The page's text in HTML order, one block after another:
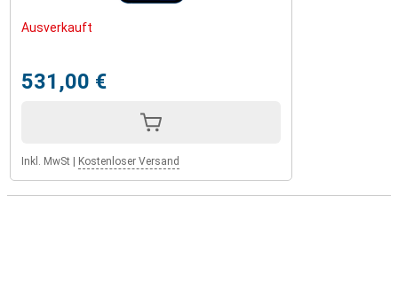
Ausverkauft
531,00 €
Inkl. MwSt Kostenloser Versand